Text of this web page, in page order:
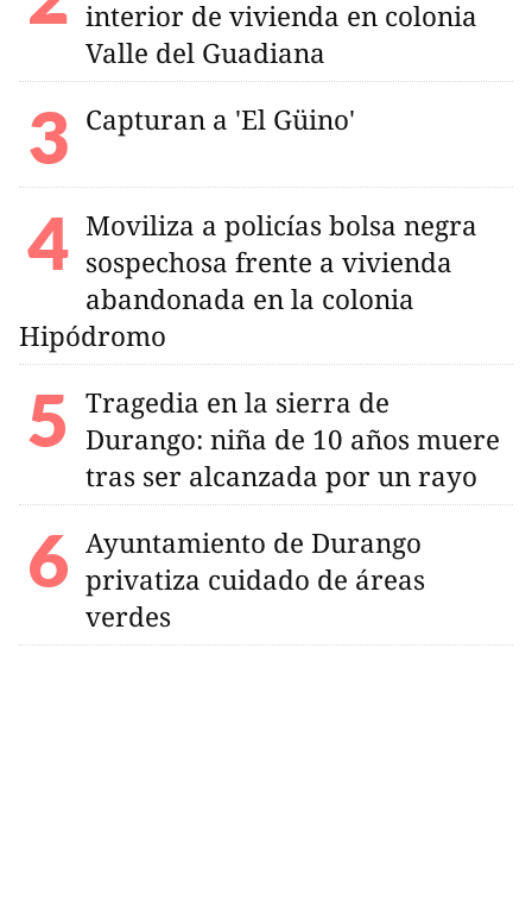
interior de vivienda en colonia
Valle del Guadiana
Capturan a 'El Güino'
Moviliza a policías bolsa negra
sospechosa frente a vivienda
abandonada en la colonia
Hipódromo
Tragedia en la sierra de
Durango: niña de 10 años muere
tras ser alcanzada por un rayo
Ayuntamiento de Durango
privatiza cuidado de áreas
verdes